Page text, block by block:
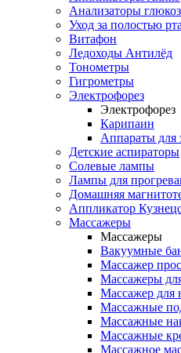
Анализаторы
Уход за полостью рта
Витафон
Ледоходы Антилёд
Тонометры
Гигрометры
Электрофорез
Электрофорез
Карипаин
Аппараты для
Детские аспираторы
Солевые лампы
Лампы для
Домашняя
Аппликатор
Массажеры
Массажеры
Вакуумные
Массажер
Массажеры
Массажер для
Массажные
Массажные
Массажные
Массажное